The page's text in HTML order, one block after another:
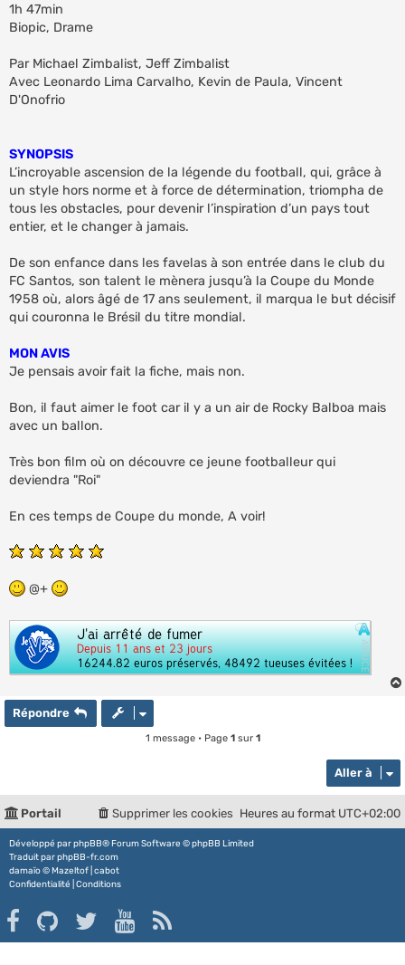
1h 47min
Biopic, Drame
Par Michael Zimbalist, Jeff Zimbalist
Avec Leonardo Lima Carvalho, Kevin de Paula, Vincent
D'Onofrio
SYNOPSIS
L’incroyable ascension de la légende du football, qui, grâce à
un style hors norme et à force de détermination, triompha de
tous les obstacles, pour devenir l’inspiration d’un pays tout
entier, et le changer à jamais.
De son enfance dans les favelas à son entrée dans le club du
FC Santos, son talent le mènera jusqu’à la Coupe du Monde
1958 où, alors âgé de 17 ans seulement, il marqua le but décisif
qui couronna le Brésil du titre mondial.
MON AVIS
Je pensais avoir fait la fiche, mais non.
Bon, il faut aimer le foot car il y a un air de Rocky Balboa mais
avec un ballon.
Très bon film où on découvre ce jeune footballeur qui
deviendra "Roi"
En ces temps de Coupe du monde, A voir!
@+
Répondre
1 message • Page 1sur 1
Aller à
Portail Heures au format UTC+02:00
Supprimer les cookies
Développé parphpBB® Forum Software © phpBB Limited
Traduit parphpBB-fr.com
damaïo © Mazeltof cabot
Confidentialité Conditions